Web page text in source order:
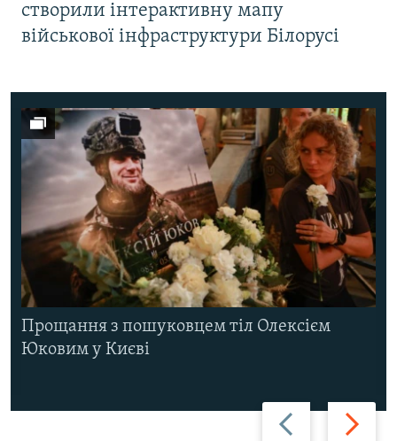
створили інтерактивну мапу
військової інфраструктури Білорусі
Назад Вперед
Прощання з пошуковцем тіл Олексієм
Юковим у Києві